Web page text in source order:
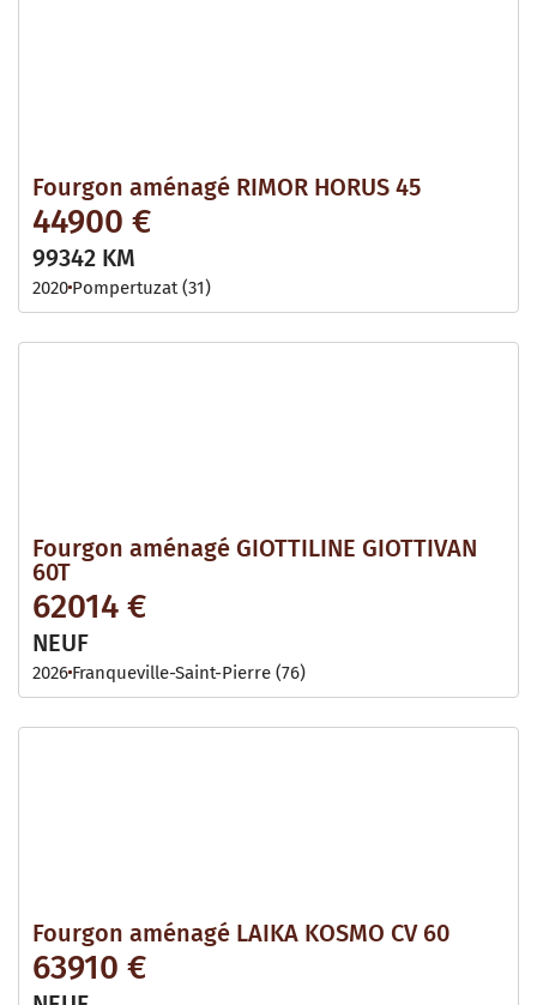
Fourgon aménagé RIMOR HORUS 45
44900 €
99342 KM
2020 Pompertuzat (31)
Fourgon aménagé GIOTTILINE GIOTTIVAN
60T
62014 €
NEUF
2026 Franqueville-Saint-Pierre (76)
Fourgon aménagé LAIKA KOSMO CV 60
63910 €